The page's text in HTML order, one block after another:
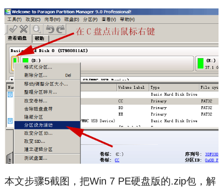
本文步骤5截图，把Win 7 PE硬盘版的.zip包，解